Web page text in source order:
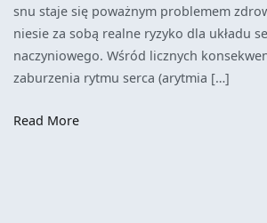
snu staje się poważnym problemem
niesie za sobą realne ryzyko dla układu
naczyniowego. Wśród licznych
zaburzenia rytmu serca (arytmia […]
Read More